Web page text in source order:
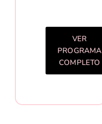
VER
PROGRAMA
COMPLETO